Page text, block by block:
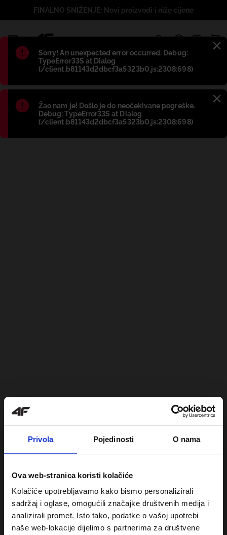
Privola Pojedinosti O nama
Ova web-stranica koristi kolačiće
Kolačiće upotrebljavamo kako bismo personalizirali
sadržaj i oglase, omogućili značajke društvenih medija i
analizirali promet. Isto tako, podatke o vašoj upotrebi
naše web-lokacije dijelimo s partnerima za društvene
Błąd:
Sorry! An unexpected error occurred. Debug:
TypeError33S at Dialog
(/client.b81143d2dbcf3a5323b0.js:2308:698)
Błąd:
Žao nam je! Došlo je do neočekivane pogreške.
Debug: TypeError33S at Dialog
(/client.b81143d2dbcf3a5323b0.js:2308:698)
FINALNO SNIŽENJE: Novi proizvodi i niže cijene